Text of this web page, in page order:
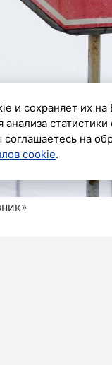
и сохраняет их
на
cookie.